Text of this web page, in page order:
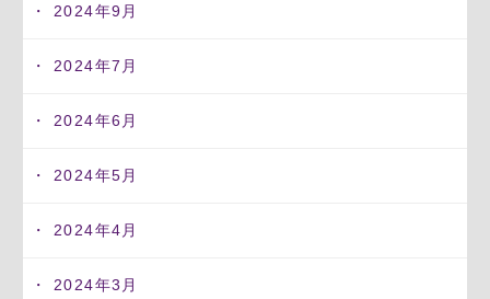
2024年9月
2024年7月
2024年6月
2024年5月
2024年4月
2024年3月